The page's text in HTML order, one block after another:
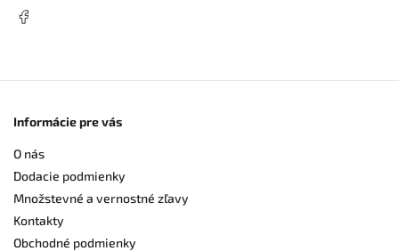
Informácie pre vás
O nás
Dodacie podmienky
Množstevné a vernostné zľavy
Kontakty
Obchodné podmienky